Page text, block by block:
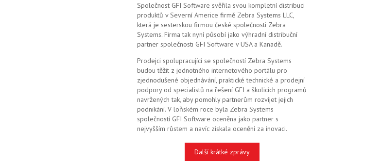
Společnost GFI Software svěřila svou kompletní distribuci
produktů v Severní Americe firmě Zebra Systems LLC,
která je sesterskou firmou české společnosti Zebra
Systems. Firma tak nyní působí jako výhradní distribuční
partner společnosti GFI Software v USA a Kanadě.
Prodejci spolupracující se společností Zebra Systems
budou těžit z jednotného internetového portálu pro
zjednodušené objednávání, praktické technické a prodejní
podpory od specialistů na řešení GFI a školicích programů
navržených tak, aby pomohly partnerům rozvíjet jejich
podnikání. V loňském roce byla Zebra Systems
společností GFI Software oceněna jako partner s
nejvyšším růstem a navíc získala ocenění za inovaci.
Další krátké zprávy